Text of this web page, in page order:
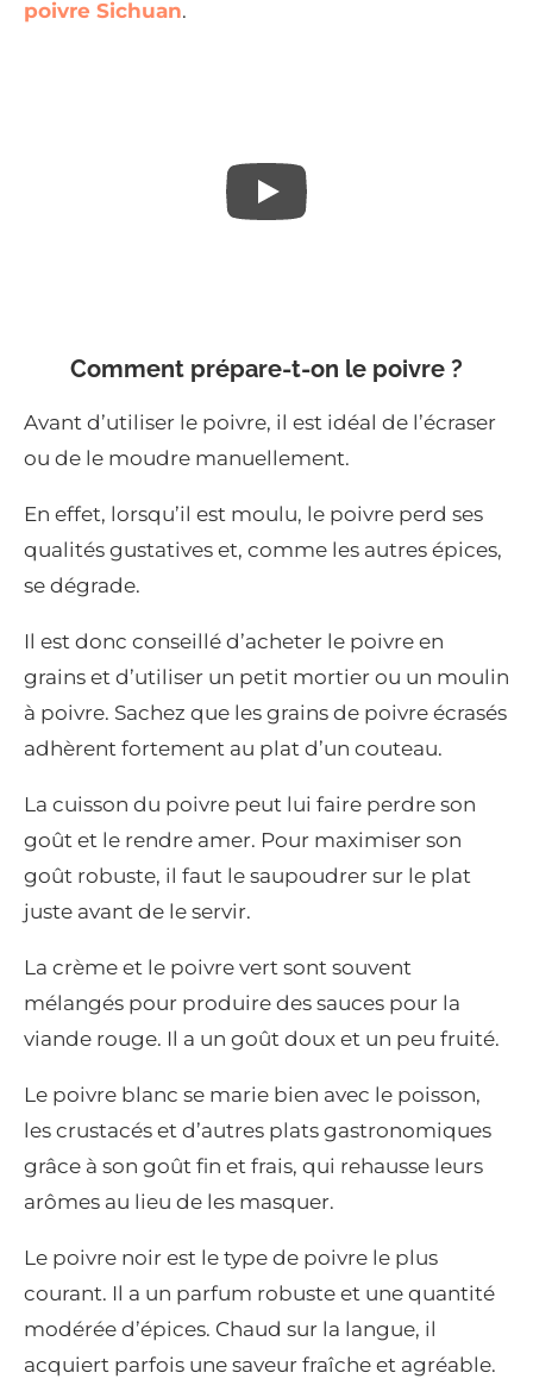
poivre Sichuan.
Comment prépare-t-on le poivre ?
Avant d’utiliser le poivre, il est idéal de l’écraser
ou de le moudre manuellement.
En effet, lorsqu’il est moulu, le poivre perd ses
qualités gustatives et, comme les autres épices,
se dégrade.
Il est donc conseillé d’acheter le poivre en
grains et d’utiliser un petit mortier ou un moulin
à poivre. Sachez que les grains de poivre écrasés
adhèrent fortement au plat d’un couteau.
La cuisson du poivre peut lui faire perdre son
goût et le rendre amer. Pour maximiser son
goût robuste, il faut le saupoudrer sur le plat
juste avant de le servir.
La crème et le poivre vert sont souvent
mélangés pour produire des sauces pour la
viande rouge. Il a un goût doux et un peu fruité.
Le poivre blanc se marie bien avec le poisson,
les crustacés et d’autres plats gastronomiques
grâce à son goût fin et frais, qui rehausse leurs
arômes au lieu de les masquer.
Le poivre noir est le type de poivre le plus
courant. Il a un parfum robuste et une quantité
modérée d’épices. Chaud sur la langue, il
acquiert parfois une saveur fraîche et agréable.